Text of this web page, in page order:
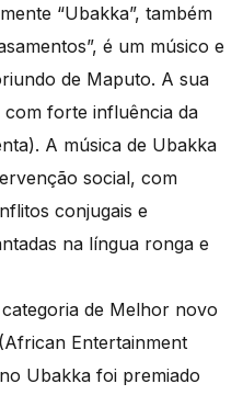
“Ubakka”, também
é um músico e
de Maputo. A sua
forte influência da
A música de Ubakka
social, com
conjugais e
na língua ronga e
de Melhor novo
Entertainment
Ubakka foi premiado